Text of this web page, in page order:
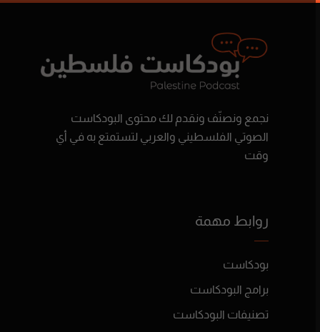
نجمع ونصنّف ونقدم لك محتوى البودكاست
الصوتي الفلسطيني والعربي لتستمتع به في أي
وقت
روابط مهمة
بودكاست
برامج البودكاست
تصنيفات البودكاست